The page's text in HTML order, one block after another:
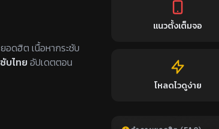
ยอดฮิต เนื้อหากระชับ
ซับไทยอัปเดตตอน
แนวตั้งเต็มจอ
โหลดไวดูง่าย